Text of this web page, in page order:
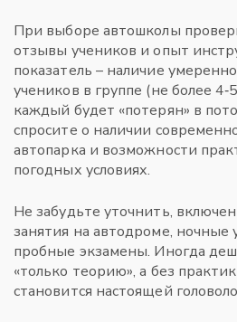
При выборе автошколы
отзывы учеников и опыт
показатель – наличие
учеников в группе (не более
каждый будет «потерян» в
спросите о наличии
автопарка и возможности
погодных условиях.
Не забудьте уточнить,
занятия на автодроме, ночные
пробные экзамены. Иногда
«только теорию», а без
становится настоящей